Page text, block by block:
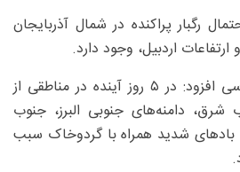
رگبار پراکنده در شمال آذربایجان
اردبیل، وجود دارد.
کارشناس سازمان هواشناسی افزود: در ۵ روز آینده در مناطقی از
دامنه‌های جنوبی البرز، جنوب
شدید همراه با گردوخاک سبب